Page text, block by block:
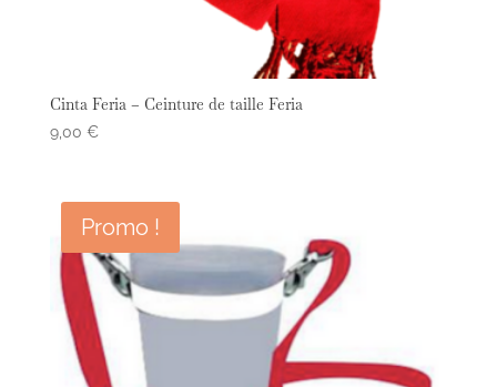
Cinta Feria – Ceinture de taille Feria
9,00 €
Promo !